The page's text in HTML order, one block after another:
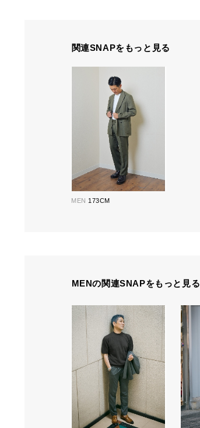
関連SNAPをもっと見る
MEN 173CM
MENの関連SNAPをもっと見る